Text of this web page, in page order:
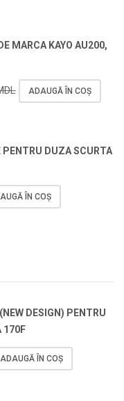
MARCA KAYO AU200,
ADAUGĂ ÎN COȘ
PENTRU DUZA SCURTA
ÎN COȘ
DESIGN) PENTRU
170F
ADAUGĂ ÎN COȘ